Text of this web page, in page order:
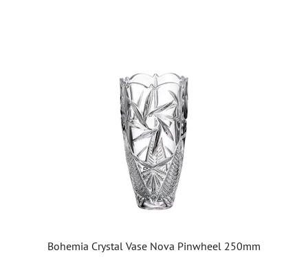
Bohemia Crystal Vase Nova Pinwheel 250mm